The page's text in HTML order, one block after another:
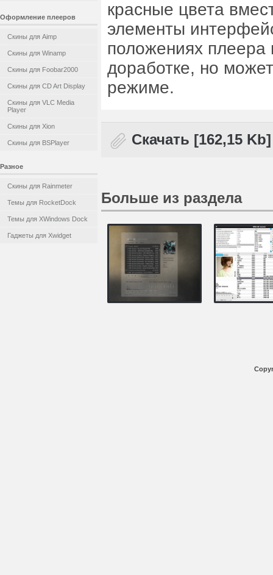
Оформление плееров
Скины для Aimp
Скины для Winamp
Скины для Foobar2000
Скины для CD Art Display
Скины для VLC Media
Player
Скины для Xion
Скины для BSPlayer
Разное
Скины для Rainmeter
Темы для RocketDock
Темы для XWindows Dock
Гаджеты для Xwidget
красные цвета
элементы
положениях плеера
доработке, но
режиме.
Скачать [162,15 Kb]
Больше из раздела